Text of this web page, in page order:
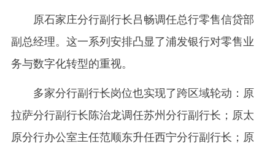
原石家庄分行副行长吕畅调任总行零售信贷部
副总经理。这一系列安排凸显了浦发银行对零售业
务与数字化转型的重视。
多家分行副行长岗位也实现了跨区域轮动：原
拉萨分行副行长陈治龙调任苏州分行副行长；原太
原分行办公室主任范顺东升任西宁分行副行长；原